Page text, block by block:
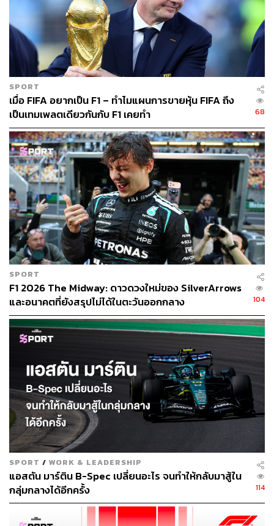
SPORT
เมื่อ FIFA อยากเป็น F1 – ทำไมแผนการขายหุ้น FIFA ถึง
เป็นเทมเพลตเดียวกันกับ F1 เคยทำ
68
SPORT
F1 2026 The Midway: ดาวดวงใหม่ของ SilverArrows
และอนาคตที่ยังสรุปไม่ได้ในตะวันออกกลาง
104
SPORT / WORK & LEADERSHIP
แอสตัน มาร์ติน B-Spec เปลี่ยนอะไร จนทำให้กลับมาสู้ใน
กลุ่มกลางได้อีกครั้ง
114